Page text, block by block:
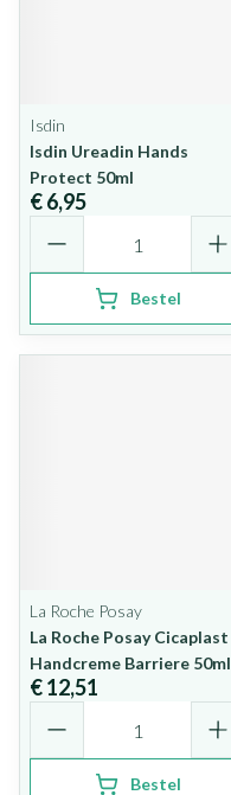
Isdin
Isdin Ureadin Hands
Protect 50ml
€ 6,95
Bestel
La Roche Posay
La Roche Posay Cicaplast
Handcreme Barriere 50ml
€ 12,51
Bestel